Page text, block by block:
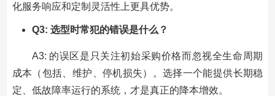
化服务响应和定制灵活性上更具优势。
Q3: 选型时常犯的错误是什么？
A3: 的误区是只关注初始采购价格而忽视全生命周期
成本（包括、维护、停机损失）。选择一个能提供长期稳
定、低故障率运行的系统，才是真正的降本增效。